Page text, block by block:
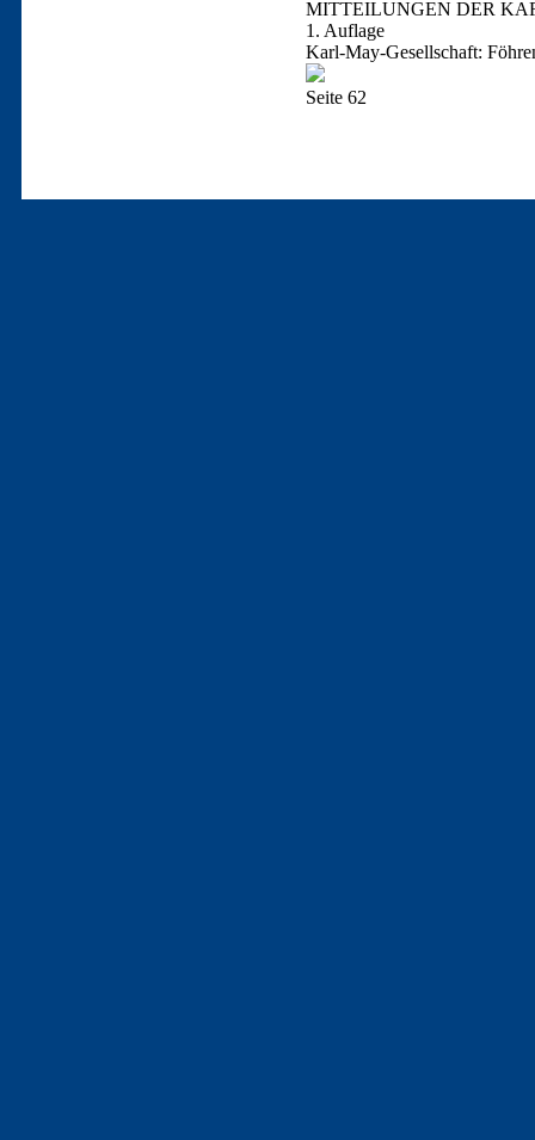
MITTEILUNGEN DER
1. Auflage
Karl-May-Gesellschaft:
Seite 62